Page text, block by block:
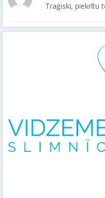
Traģiski, piekrītu